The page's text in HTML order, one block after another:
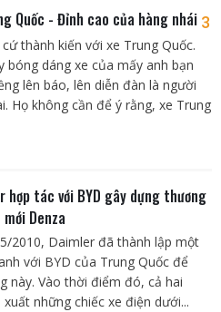
Quốc - Đỉnh cao của hàng nhái 3
thành kiến với xe Trung Quốc.
bóng dáng xe của mấy anh bạn
lên báo, lên diễn đàn là người
Họ không cần để ý rằng, xe Trung
hợp tác với BYD gây dựng thương
Denza
2010, Daimler đã thành lập một
với BYD của Trung Quốc để
này. Vào thời điểm đó, cả hai
những chiếc xe điện dưới...